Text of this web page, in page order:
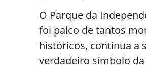
O Parque da
foi palco de tantos
históricos, continua a
verdadeiro símbolo